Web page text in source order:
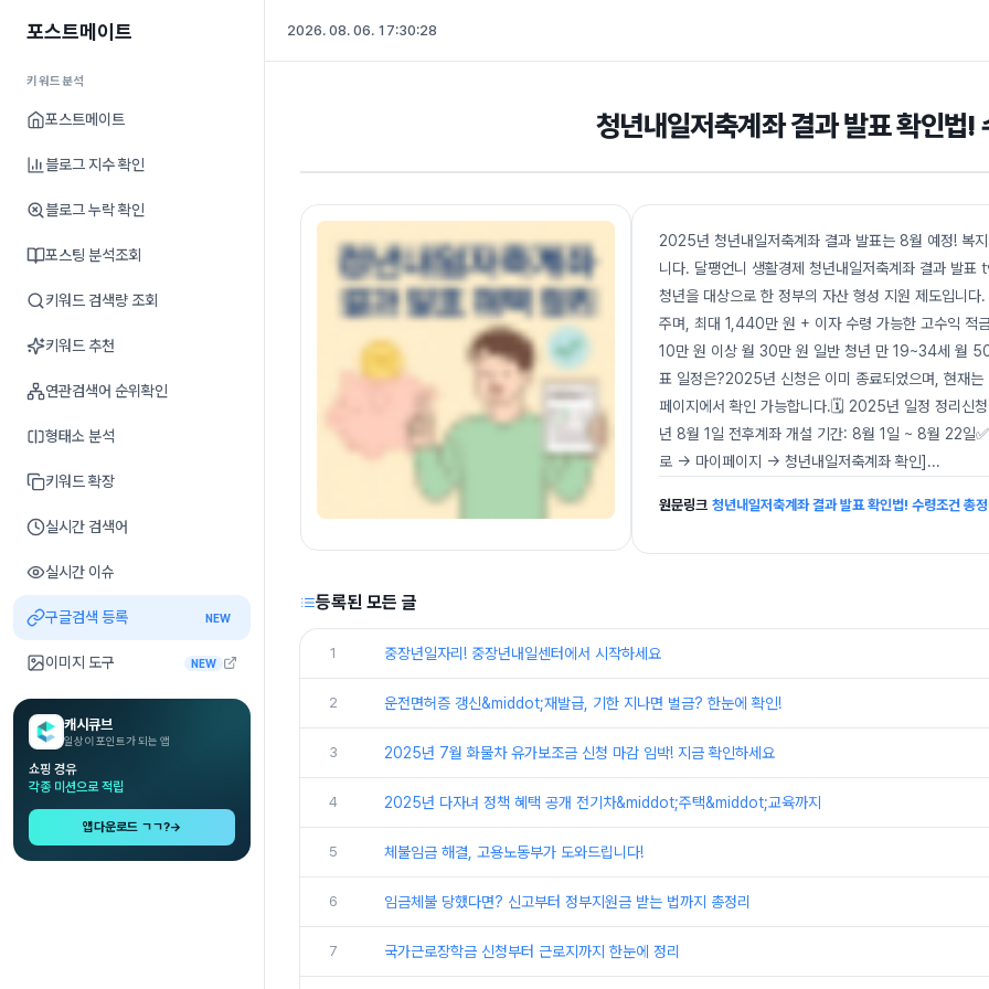
포스트메이트
키워드분석
포스트메이트
블로그 지수 확인
블로그 누락 확인
포스팅 분석조회
키워드 검색량 조회
키워드 추천
연관검색어 순위확인
형태소 분석
키워드 확장
실시간 검색어
실시간 이슈
구글검색 등록 NEW
이미지 도구 NEW
캐시큐브
일상이 포인트가 되는 앱
쇼핑 경유
각종 미션으로 적립
앱다운로드 ㄱㄱ?→
2026. 08. 06. 17:30:29
청년내일저축계좌 결과 발표 확인법!
2025년 청년내일저축계좌 결과 발표는 8월 예정! 복
니다. 달팽언니 생활경제 청년내일저축계좌 결과 발
청년을 대상으로 한 정부의 자산 형성 지원 제도입니
주며, 최대 1,440만 원 + 이자 수령 가능한 고수익 적
10만 원 이상 월 30만 원 일반 청년 만 19~34세 월
표 일정은?2025년 신청은 이미 종료되었으며, 현재
페이지에서 확인 가능합니다.🗓️ 2025년 일정 정리
년 8월 1일 전후계좌 개설 기간: 8월 1일 ~ 8월 22일
로 → 마이페이지 → 청년내일저축계좌 확인] ...
원문링크 청년내일저축계좌 결과 발표 확인법! 수령조건 총
등록된 모든 글
1 중장년일자리! 중장년내일센터에서 시작하세요
2 운전면허증 갱신&middot;재발급, 기한 지나면 벌금? 한눈에 확인!
3 2025년 7월 화물차 유가보조금 신청 마감 임박! 지금 확인하세요
4 2025년 다자녀 정책 혜택 공개 전기차&middot;주택&middot;교육까지
5 체불임금 해결, 고용노동부가 도와드립니다!
6 임금체불 당했다면? 신고부터 정부지원금 받는 법까지 총정리
7 국가근로장학금 신청부터 근로지까지 한눈에 정리